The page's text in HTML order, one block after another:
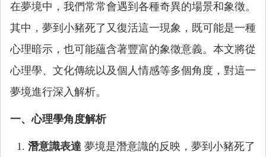
在夢境中，我們常常會遇到各種奇異的場景和象徵。
其中，夢到小豬死了又復活這一現象，既可能是一種
心理暗示，也可能蘊含著豐富的象徵意義。本文將從
心理學、文化傳統以及個人情感等多個角度，對這一
夢境進行深入解析。
一、心理學角度解析
潛意識表達 夢境是潛意識的反映，夢到小豬死了